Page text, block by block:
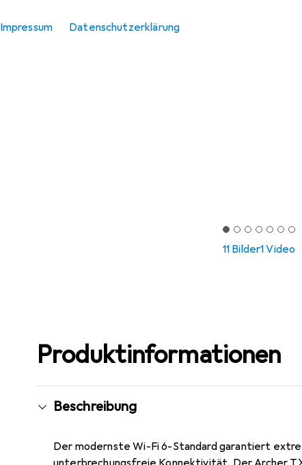
Impressum Datenschutzerklärung
11 Bilder1 Video
Produktinformationen
Beschreibung
Der modernste Wi-Fi 6-Standard garantiert